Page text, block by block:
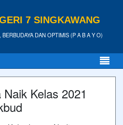
7 SINGKAWANG
BERBUDAYA DAN OPTIMIS (P A B A Y O)
Kelas 2021